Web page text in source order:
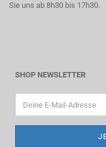
Sie uns ab 8h30 bis 17h30.
SHOP NEWSLETTER